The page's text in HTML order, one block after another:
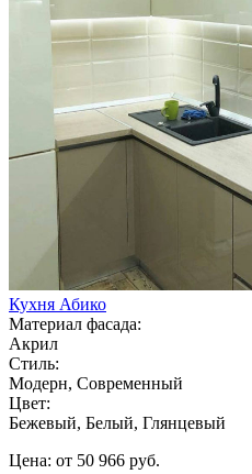
Кухня Абико
Материал фасада:
Акрил
Стиль:
Модерн, Современный
Цвет:
Бежевый, Белый, Глянцевый
Цена: от 50 966 руб.